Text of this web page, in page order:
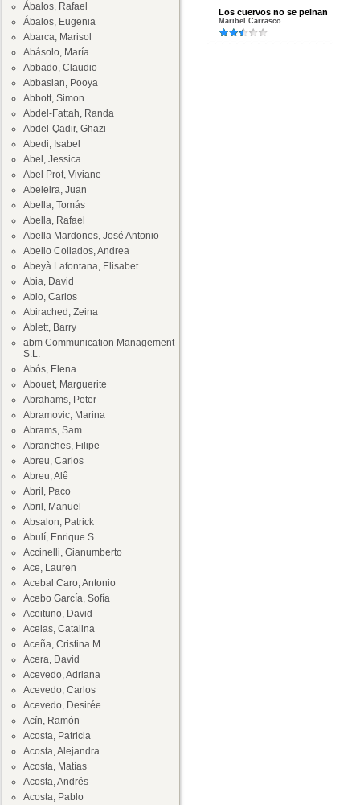
Ábalos, Rafael
Ábalos, Eugenia
Abarca, Marisol
Abásolo, María
Abbado, Claudio
Abbasian, Pooya
Abbott, Simon
Abdel-Fattah, Randa
Abdel-Qadir, Ghazi
Abedi, Isabel
Abel, Jessica
Abel Prot, Viviane
Abeleira, Juan
Abella, Tomás
Abella, Rafael
Abella Mardones, José Antonio
Abello Collados, Andrea
Abeyà Lafontana, Elisabet
Abia, David
Abio, Carlos
Abirached, Zeina
Ablett, Barry
abm Communication Management
S.L.
Abós, Elena
Abouet, Marguerite
Abrahams, Peter
Abramovic, Marina
Abrams, Sam
Abranches, Filipe
Abreu, Carlos
Abreu, Alê
Abril, Paco
Abril, Manuel
Absalon, Patrick
Abulí, Enrique S.
Accinelli, Gianumberto
Ace, Lauren
Acebal Caro, Antonio
Acebo García, Sofía
Aceituno, David
Acelas, Catalina
Aceña, Cristina M.
Acera, David
Acevedo, Adriana
Acevedo, Carlos
Acevedo, Desirée
Acín, Ramón
Acosta, Patricia
Acosta, Alejandra
Acosta, Matías
Acosta, Andrés
Acosta, Pablo
Los cuervos no se peinan
Maribel Carrasco